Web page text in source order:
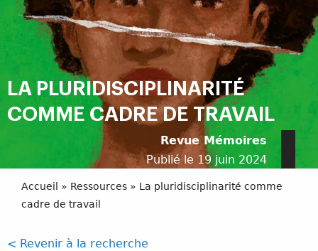
LA PLURIDISCIPLINARITÉ
COMME CADRE DE TRAVAIL
Revue Mémoires
Publié le 19 juin 2024
Accueil » Ressources » La pluridisciplinarité comme
cadre de travail
< Revenir à la recherche